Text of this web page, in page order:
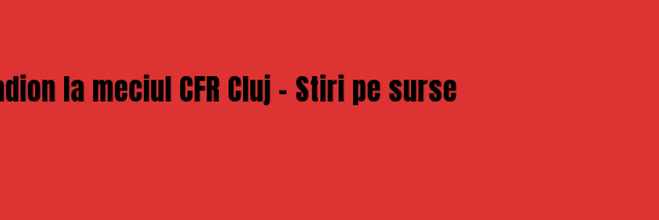
la meciul CFR Cluj – Stiri pe surse